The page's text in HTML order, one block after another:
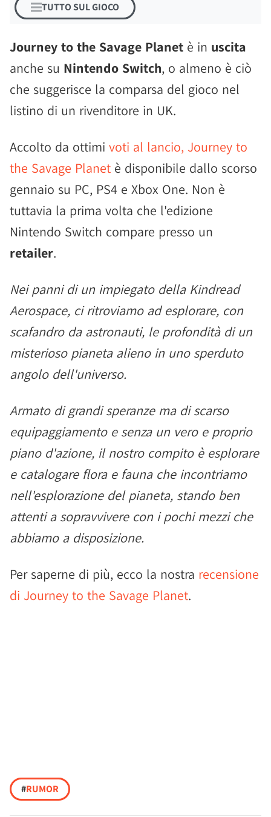
TUTTO SUL GIOCO
Journey to the Savage Planet è in uscita
anche su Nintendo Switch, o almeno è ciò
che suggerisce la comparsa del gioco nel
listino di un rivenditore in UK.
Accolto da ottimi voti al lancio, Journey to
the Savage Planet è disponibile dallo scorso
gennaio su PC, PS4 e Xbox One. Non è
tuttavia la prima volta che l'edizione
Nintendo Switch compare presso un
retailer.
Nei panni di un impiegato della Kindread
Aerospace, ci ritroviamo ad esplorare, con
scafandro da astronauti, le profondità di un
misterioso pianeta alieno in uno sperduto
angolo dell'universo.
Armato di grandi speranze ma di scarso
equipaggiamento e senza un vero e proprio
piano d'azione, il nostro compito è esplorare
e catalogare flora e fauna che incontriamo
nell'esplorazione del pianeta, stando ben
attenti a sopravvivere con i pochi mezzi che
abbiamo a disposizione.
Per saperne di più, ecco la nostra recensione
di Journey to the Savage Planet.
#RUMOR